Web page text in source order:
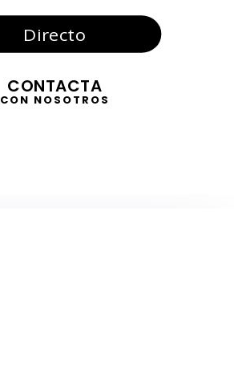
Directo
CONTACTA
CON NOSOTROS